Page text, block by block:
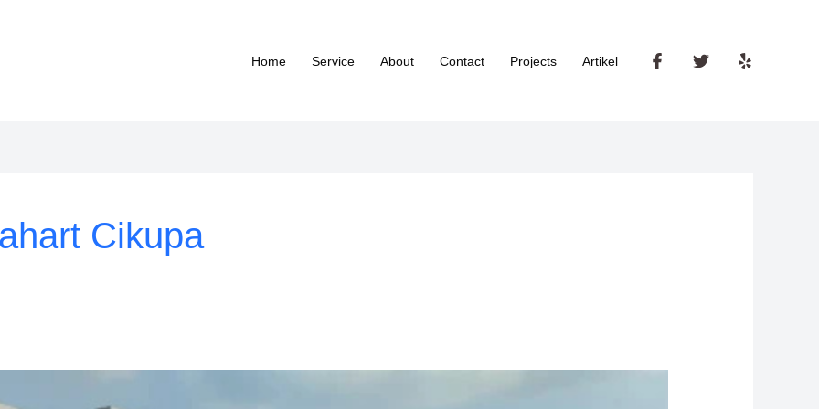
Home Service About Contact Projects Artikel
Cikupa